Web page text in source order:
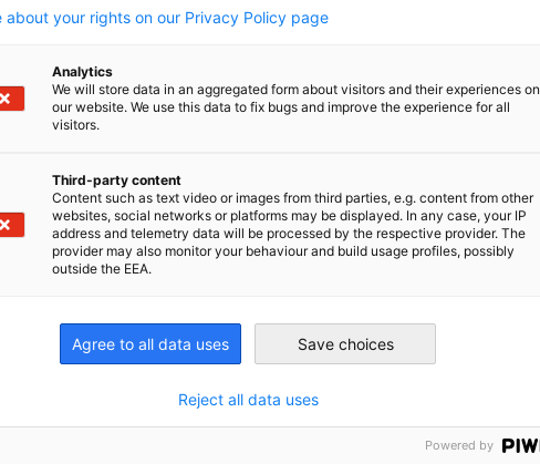
about your rights on our Privacy Policy page
Analytics
We will store data in an aggregated form about visitors and their experiences on
our website. We use this data to fix bugs and improve the experience for all
visitors.
Third-party content
Content such as text video or images from third parties, e.g. content from other
websites, social networks or platforms may be displayed. In any case, your IP
address and telemetry data will be processed by the respective provider. The
provider may also monitor your behaviour and build usage profiles, possibly
outside the EEA.
Agree to all data uses Save choices
Reject all data uses
Powered by